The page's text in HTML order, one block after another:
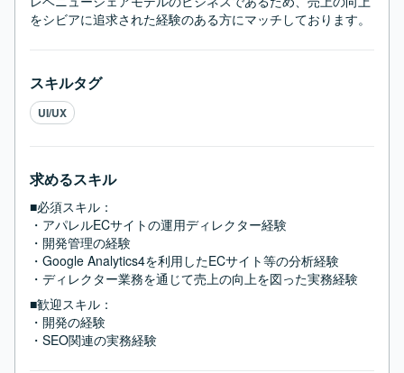
をシビアに追求された経験のある方にマッチしております。
スキルタグ
UI/UX
求めるスキル
■必須スキル：
・アパレルECサイトの運用ディレクター経験
・開発管理の経験
・Google Analytics4を利用したECサイト等の分析経験
・ディレクター業務を通じて売上の向上を図った実務経験
■歓迎スキル：
・開発の経験
・SEO関連の実務経験